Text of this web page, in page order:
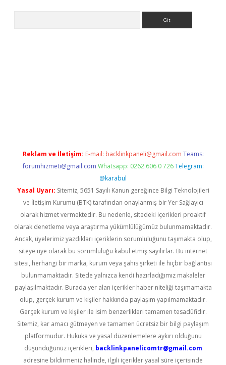
Reklam ve İletişim: E-mail: backlinkpaneli@gmail.com Teams:
forumhizmeti@gmail.com Whatsapp: 0262 606 0 726 Telegram:
@karabul
Yasal Uyarı: Sitemiz, 5651 Sayılı Kanun gereğince Bilgi Teknolojileri
ve İletişim Kurumu (BTK) tarafından onaylanmış bir Yer Sağlayıcı
olarak hizmet vermektedir. Bu nedenle, sitedeki içerikleri proaktif
olarak denetleme veya araştırma yükümlülüğümüz bulunmamaktadır.
Ancak, üyelerimiz yazdıkları içeriklerin sorumluluğunu taşımakta olup,
siteye üye olarak bu sorumluluğu kabul etmiş sayılırlar. Bu internet
sitesi, herhangi bir marka, kurum veya şahıs şirketi ile hiçbir bağlantısı
bulunmamaktadır. Sitede yalnızca kendi hazırladığımız makaleler
paylaşılmaktadır. Burada yer alan içerikler haber niteliği taşımamakta
olup, gerçek kurum ve kişiler hakkında paylaşım yapılmamaktadır.
Gerçek kurum ve kişiler ile isim benzerlikleri tamamen tesadüfidir.
Sitemiz, kar amacı gütmeyen ve tamamen ücretsiz bir bilgi paylaşım
platformudur. Hukuka ve yasal düzenlemelere aykırı olduğunu
düşündüğünüz içerikleri, backlinkpanelicomtr@gmail.com
adresine bildirmeniz halinde, ilgili içerikler yasal süre içerisinde